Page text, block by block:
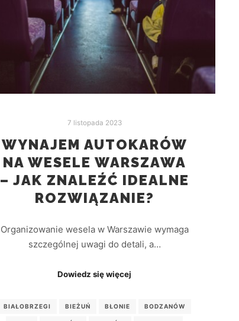
7 listopada 2023
WYNAJEM AUTOKARÓW
NA WESELE WARSZAWA
– JAK ZNALEŹĆ IDEALNE
ROZWIĄZANIE?
Organizowanie wesela w Warszawie wymaga
szczególnej uwagi do detali, a…
Dowiedz się więcej
BIAŁOBRZEGI BIEŻUŃ BŁONIE BODZANÓW